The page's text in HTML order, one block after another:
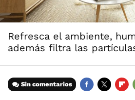
Refresca el ambiente,
además filtra las
Sin comentarios